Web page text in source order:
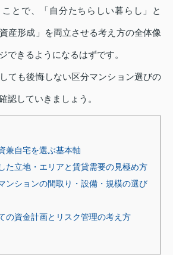
とで、「自分たちらしい暮らし」と
産形成」を両立させる考え方の全体像
できるようになるはずです。
ても後悔しない区分マンション選びの
認していきましょう。
兼自宅を選ぶ基本軸
た立地・エリアと賃貸需要の見極め方
ンションの間取り・設備・規模の選び
の資金計画とリスク管理の考え方